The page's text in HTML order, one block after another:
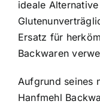
ideale
Ersatz für
Backwaren
Aufgrund seines
Hanfmehl